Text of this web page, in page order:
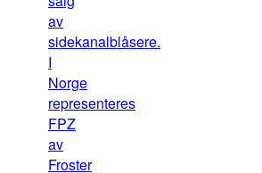
av
sidekanalblåsere.
I
Norge
representeres
FPZ
av
Froster